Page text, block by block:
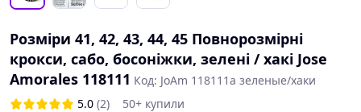
Розміри 41, 42, 43, 44, 45 Повнорозмірні
крокси, сабо, босоніжки, зелені / хакі Jose
Amorales 118111 Код: JoAm 118111a зеленые/хаки
5.0 (2)
50+ купили